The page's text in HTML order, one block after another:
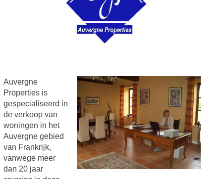
Auvergne
Properties is
gespecialiseerd in
de verkoop van
woningen in het
Auvergne gebied
van Frankrijk,
vanwege meer
dan 20 jaar